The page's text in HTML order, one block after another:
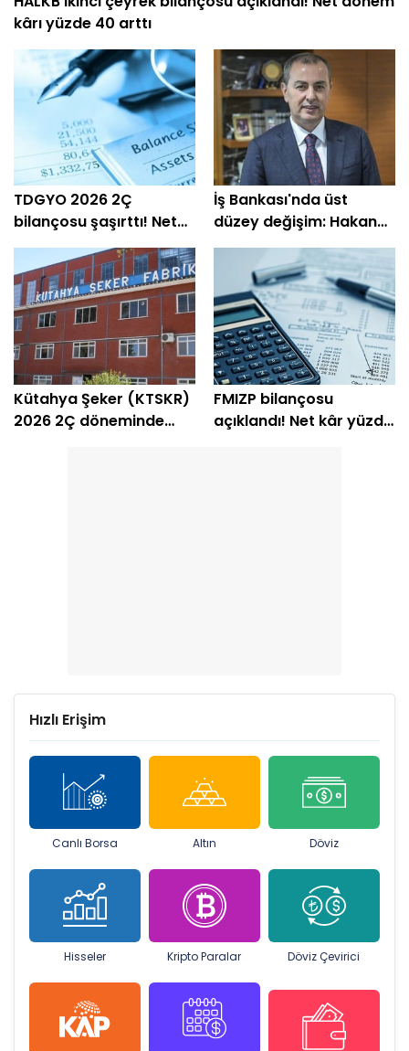
kârı yüzde 40 arttı
TDGYO 2026 2Ç
bilançosu şaşırttı! Net
kâr yüzde 105 bin arttı
İş Bankası'nda üst
düzey değişim: Hakan
Aran görevini
devrediyor
Kütahya Şeker (KTSKR)
2026 2Ç döneminde
FMIZP bilançosu
açıklandı! Net kâr yüzde
Hızlı Erişim
Canlı Borsa Altın Döviz
Hisseler Kripto Paralar Döviz Çevirici